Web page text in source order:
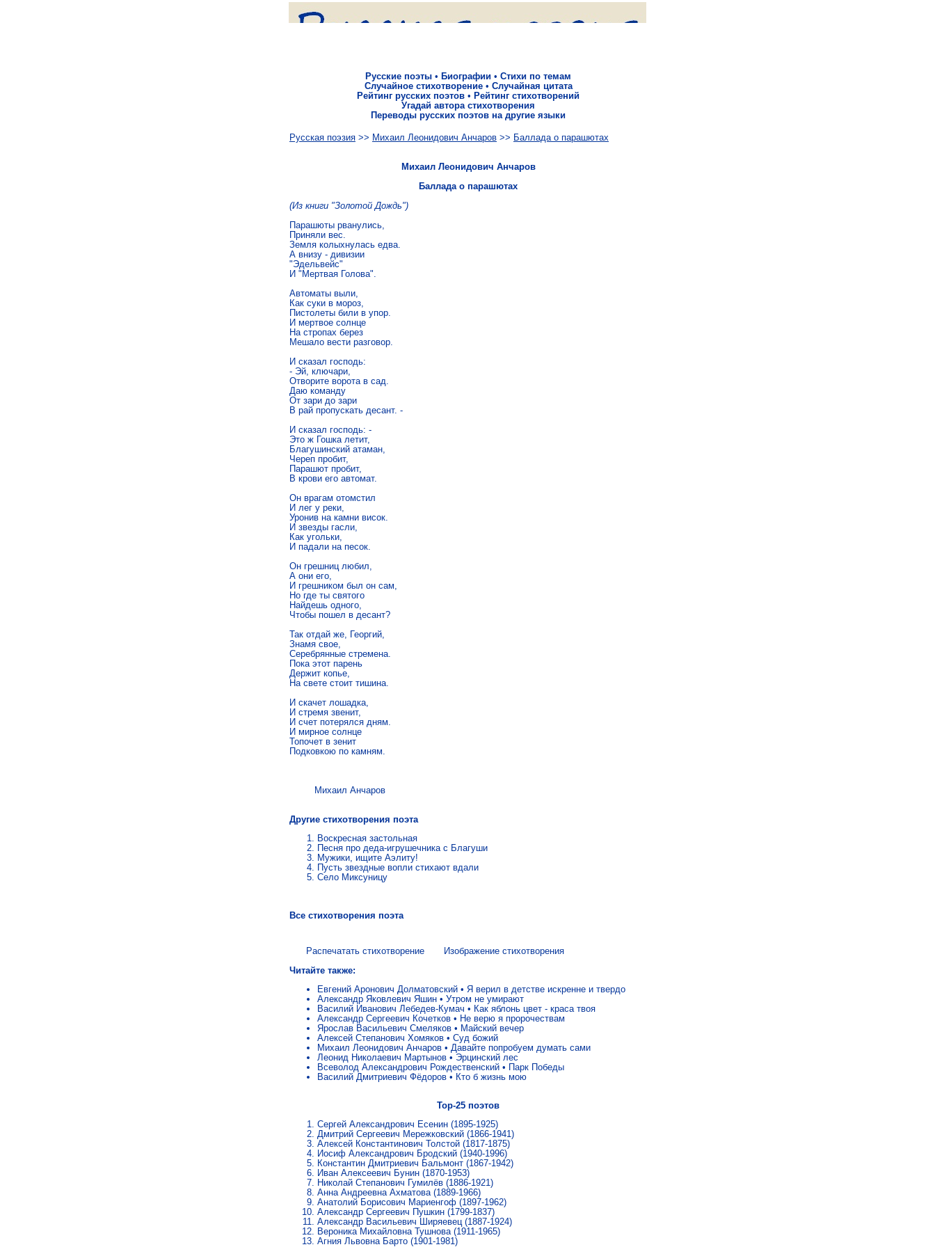
Русские поэты • Биографии • Стихи по темам
Случайное стихотворение• Случайная цитата
Рейтинг русских поэтов • Рейтинг стихотворений
Угадай автора стихотворения
Переводы русских поэтов на другие языки
Русская поэзия >> Михаил Леонидович Анчаров >> Баллада о парашютах
Михаил Леонидович Анчаров
Баллада о парашютах
(Из книги "Золотой Дождь")
Парашюты рванулись,
Приняли вес.
Земля колыхнулась едва.
А внизу - дивизии
"Эдельвейс"
И "Мертвая Голова".
Автоматы выли,
Как суки в мороз,
Пистолеты били в упор.
И мертвое солнце
На стропах берез
Мешало вести разговор.
И сказал господь:
- Эй, ключари,
Отворите ворота в сад.
Даю команду
От зари до зари
В рай пропускать десант. -
И сказал господь: -
Это ж Гошка летит,
Благушинский атаман,
Череп пробит,
Парашют пробит,
В крови его автомат.
Он врагам отомстил
И лег у реки,
Уронив на камни висок.
И звезды гасли,
Как угольки,
И падали на песок.
Он грешниц любил,
А они его,
И грешником был он сам,
Но где ты святого
Найдешь одного,
Чтобы пошел в десант?
Так отдай же, Георгий,
Знамя свое,
Серебрянные стремена.
Пока этот парень
Держит копье,
На свете стоит тишина.
И скачет лошадка,
И стремя звенит,
И счет потерялся дням.
И мирное солнце
Топочет в зенит
Подковкою по камням.
Михаил Анчаров
Другие стихотворения поэта
Воскресная застольная
Песня про деда-игрушечника с Благуши
Мужики, ищите Аэлиту!
Пусть звездные вопли стихают вдали
Село Миксуницу
Все стихотворения поэта
Распечатать стихотворение
Изображение стихотворения
Читайте также:
Евгений Аронович Долматовский • Я верил в детстве искренне и твердо
Александр Яковлевич Яшин • Утром не умирают
Василий Иванович Лебедев-Кумач • Как яблонь цвет - краса твоя
Александр Сергеевич Кочетков • Не верю я пророчествам
Ярослав Васильевич Смеляков • Майский вечер
Алексей Степанович Хомяков • Суд божий
Михаил Леонидович Анчаров • Давайте попробуем думать сами
Леонид Николаевич Мартынов • Эрцинский лес
Всеволод Александрович Рождественский • Парк Победы
Василий Дмитриевич Фёдоров • Кто б жизнь мою
Top-25 поэтов
Сергей Александрович Есенин (1895-1925)
Дмитрий Сергеевич Мережковский (1866-1941)
Алексей Константинович Толстой (1817-1875)
Иосиф Александрович Бродский (1940-1996)
Константин Дмитриевич Бальмонт (1867-1942)
Иван Алексеевич Бунин (1870-1953)
Николай Степанович Гумилёв (1886-1921)
Анна Андреевна Ахматова(1889-1966)
Анатолий Борисович Мариенгоф (1897-1962)
Александр Сергеевич Пушкин (1799-1837)
Александр Васильевич Ширяевец(1887-1924)
Вероника Михайловна Тушнова(1911-1965)
Агния Львовна Барто (1901-1981)